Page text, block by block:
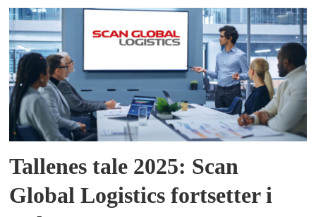
Tallenes tale 2025: Scan
Global Logistics fortsetter i